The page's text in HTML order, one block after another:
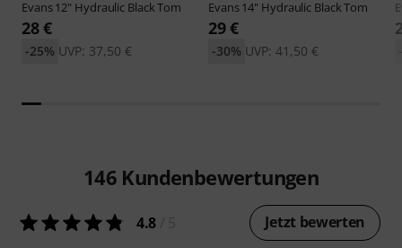
Evans12" Hydraulic Black Tom
28 €
UVP: 37,50 €
-25%
Evans14" Hydraulic Black Tom
29 €
UVP: 41,50 €
-30%
146 Kundenbewertungen
4.8 Jetzt bewerten